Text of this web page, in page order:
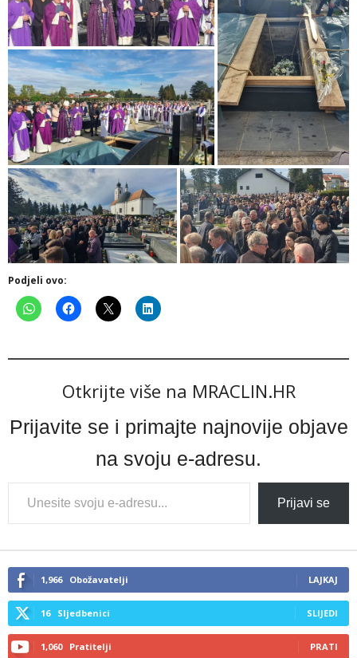
Podjeli ovo:
Otkrijte više na MRACLIN.HR
Prijavite se i primajte najnovije objave
na svoju e-adresu.
Type
your
email…
Prijavi se
1,966 Obožavatelji LAJKAJ
16 Sljedbenici SLIJEDI
1,060 Pratitelji PRATI